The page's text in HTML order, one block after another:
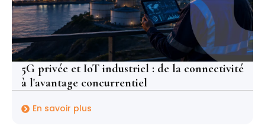
5G privée et IoT industriel : de la connectivité
à l'avantage concurrentiel
En savoir plus